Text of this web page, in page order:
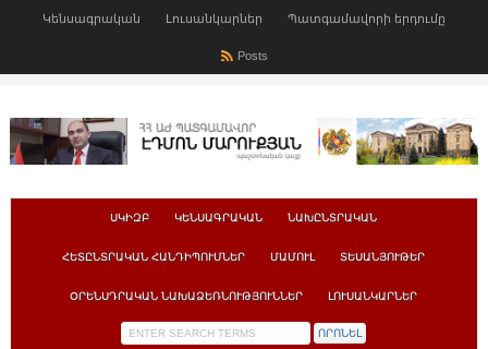
Կենսագրական Լուսանկարներ Պատգամավորի երդումը
Posts
ՍԿԻԶԲ ԿԵՆՍԱԳՐԱԿԱՆ ՆԱԽԸՆՏՐԱԿԱՆ
ՀԵՏԸՆՏՐԱԿԱՆ ՀԱՆԴԻՊՈՒՄՆԵՐ ՄԱՄՈՒԼ ՏԵՍԱՆՅՈՒԹԵՐ
ՕՐԵՆՍԴՐԱԿԱՆ ՆԱԽԱՁԵՌՆՈՒԹՅՈՒՆՆԵՐ ԼՈՒՍԱՆԿԱՐՆԵՐ